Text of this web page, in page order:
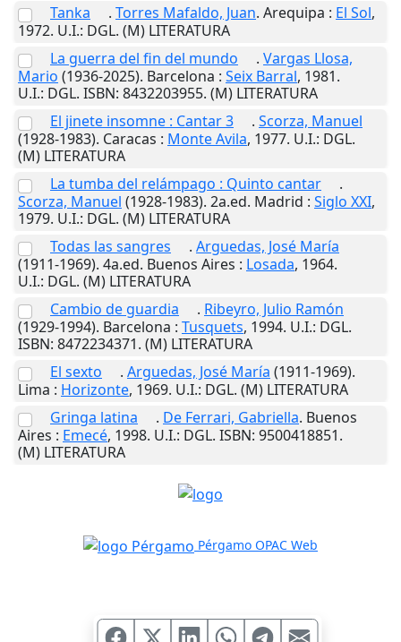
Tanka
. Torres Mafaldo, Juan. Arequipa : El Sol,
1972. U.I.: DGL. (M) LITERATURA
La guerra del fin del mundo
. Vargas Llosa,
Mario (1936-2025). Barcelona : Seix Barral, 1981.
U.I.: DGL. ISBN: 8432203955. (M) LITERATURA
El jinete insomne : Cantar 3
. Scorza, Manuel
(1928-1983). Caracas : Monte Avila, 1977. U.I.: DGL.
(M) LITERATURA
La tumba del relámpago : Quinto cantar
.
Scorza, Manuel (1928-1983). 2a.ed. Madrid : Siglo XXI,
1979. U.I.: DGL. (M) LITERATURA
Todas las sangres
. Arguedas, José María
(1911-1969). 4a.ed. Buenos Aires : Losada, 1964.
U.I.: DGL. (M) LITERATURA
Cambio de guardia
. Ribeyro, Julio Ramón
(1929-1994). Barcelona : Tusquets, 1994. U.I.: DGL.
ISBN: 8472234371. (M) LITERATURA
El sexto
. Arguedas, José María (1911-1969).
Lima : Horizonte, 1969. U.I.: DGL. (M) LITERATURA
Gringa latina
. De Ferrari, Gabriella. Buenos
Aires : Emecé, 1998. U.I.: DGL. ISBN: 9500418851.
(M) LITERATURA
Pérgamo OPAC Web